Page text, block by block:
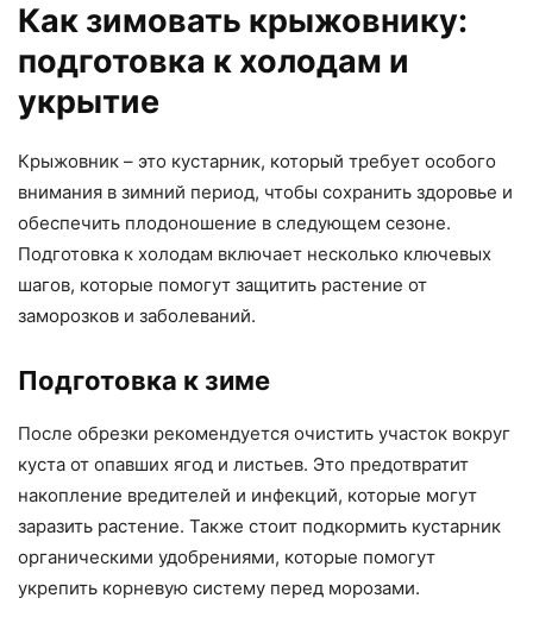
Как зимовать крыжовнику:
подготовка к холодам и
укрытие
Крыжовник – это кустарник, который требует особого
внимания в зимний период, чтобы сохранить здоровье и
обеспечить плодоношение в следующем сезоне.
Подготовка к холодам включает несколько ключевых
шагов, которые помогут защитить растение от
заморозков и заболеваний.
Подготовка к зиме
После обрезки рекомендуется очистить участок вокруг
куста от опавших ягод и листьев. Это предотвратит
накопление вредителей и инфекций, которые могут
заразить растение. Также стоит подкормить кустарник
органическими удобрениями, которые помогут
укрепить корневую систему перед морозами.